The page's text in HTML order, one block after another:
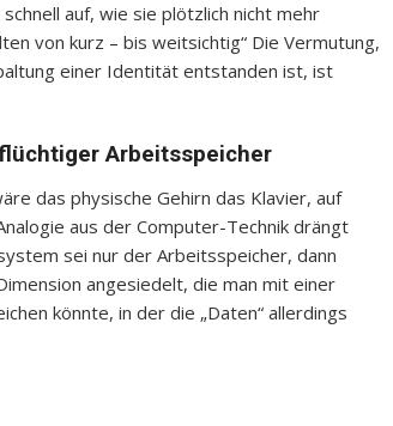
auf, wie sie plötzlich nicht mehr
von kurz – bis weitsichtig“ Die Vermutung,
einer Identität entstanden ist, ist
Arbeitsspeicher
das physische Gehirn das Klavier, auf
aus der Computer-Technik drängt
sei nur der Arbeitsspeicher, dann
angesiedelt, die man mit einer
könnte, in der die „Daten“ allerdings